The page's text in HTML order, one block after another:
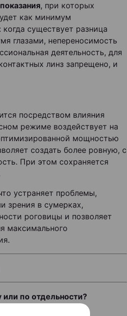
, при которых
как минимум
существует разница
глазами, непереносимость
деятельность, для
линз запрещено, и
посредством влияния
режиме воздействует на
мощностью
создать более ровную, с
При этом сохраняется
устраняет проблемы,
зрения в сумерках,
роговицы и позволяет
максимального
или по отдельности?